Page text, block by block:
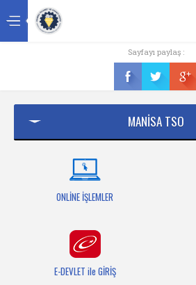
Üyelik
Bilgi Bankası
Sayfayı paylaş :
MANİSA TSO
ONLİNE İŞLEMLER
E-DEVLET ile GİRİŞ